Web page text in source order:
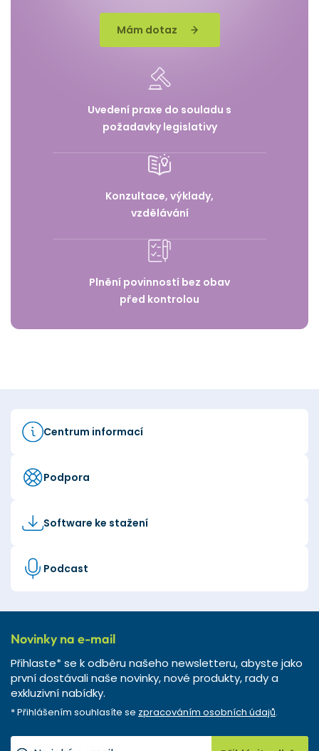
Mám dotaz
Uvedení praxe do souladu s
požadavky legislativy
Konzultace, výklady,
vzdělávání
Plnění povinností bez obav
před kontrolou
Centrum informací
Podpora
Software ke stažení
Podcast
Novinky na e-mail
Přihlaste* se k odběru našeho newsletteru, abyste jako
první dostávali naše novinky, nové produkty, rady a
exkluzivní nabídky.
* Přihlášením souhlasíte se zpracováním osobních údajů.